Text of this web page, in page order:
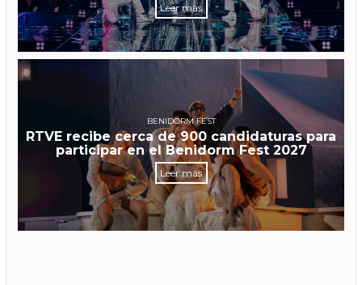
Leer más
BENIDORM FEST
RTVE recibe cerca de 900 candidaturas para
participar en el Benidorm Fest 2027
Leer más